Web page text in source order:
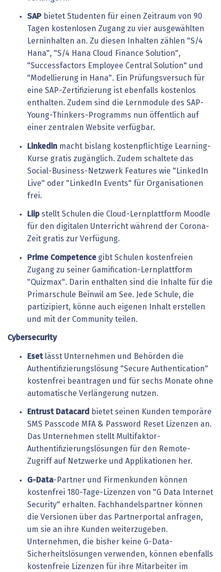
SAP bietet Studenten für einen Zeitraum von 90
Tagen kostenlosen Zugang zu vier ausgewählten
Lerninhalten an. Zu diesen Inhalten zählen "S/4
Hana", "S/4 Hana Cloud Finance Solution",
"Successfactors Employee Central Solution" und
"Modellierung in Hana". Ein Prüfungsversuch für
eine SAP-Zertifizierung ist ebenfalls kostenlos
enthalten. Zudem sind die Lernmodule des SAP-
Young-Thinkers-Programms nun öffentlich auf
einer zentralen Website verfügbar.
Linkedin macht bislang kostenpflichtige Learning-
Kurse gratis zugänglich. Zudem schaltete das
Social-Business-Netzwerk Features wie "LinkedIn
Live" oder "LinkedIn Events" für Organisationen
frei.
Liip stellt Schulen die Cloud-Lernplattform Moodle
für den digitalen Unterricht während der Corona-
Zeit gratis zur Verfügung.
Prime Competence gibt Schulen kostenfreien
Zugang zu seiner Gamification-Lernplattform
"Quizmax". Darin enthalten sind die Inhalte für die
Primarschule Beinwil am See. Jede Schule, die
partizipiert, könne auch eigenen Inhalt erstellen
und mit der Community teilen.
Cybersecurity
Esetlässt Unternehmen und Behörden die
Authentifizierungslösung "Secure Authentication"
kostenfrei beantragen und für sechs Monate ohne
automatische Verlängerung nutzen.
Entrust Datacard
bietet seinen Kunden temporäre
SMS Passcode MFA & Password Reset Lizenzen an.
Das Unternehmen stellt Multifaktor-
Authentifizierungslösungen für den Remote-
Zugriff auf Netzwerke und Applikationen her.
G-Data-Partner und Firmenkunden können
kostenfrei 180-Tage-Lizenzen von "G Data Internet
Security" erhalten. Fachhandelspartner können
die Versionen über das Partnerportal anfragen,
um sie an ihre Kunden weiterzugeben.
Unternehmen, die bisher keine G-Data-
Sicherheitslösungen verwenden, können ebenfalls
kostenfreie Lizenzen für ihre Mitarbeiter im